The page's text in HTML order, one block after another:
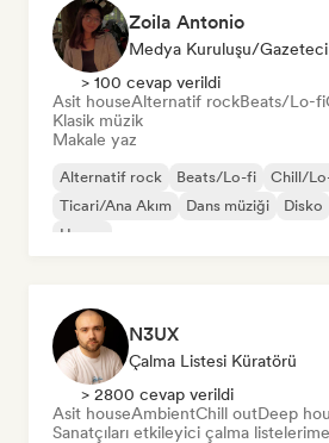
Zoila Antonio
Medya Kuruluşu/Gazeteci
> 100 cevap verildi
Asit houseAlternatif rockBeats/Lo-fi
Klasik müzik
Makale yaz
Alternatif rock Beats/Lo-fi
Chill/
Ticari/Ana Akım
Dans müziği Disko
House
N3UX
Çalma Listesi Küratörü
> 2800 cevap verildi
Asit houseAmbientChill outDeep
Sanatçıları etkileyici çalma